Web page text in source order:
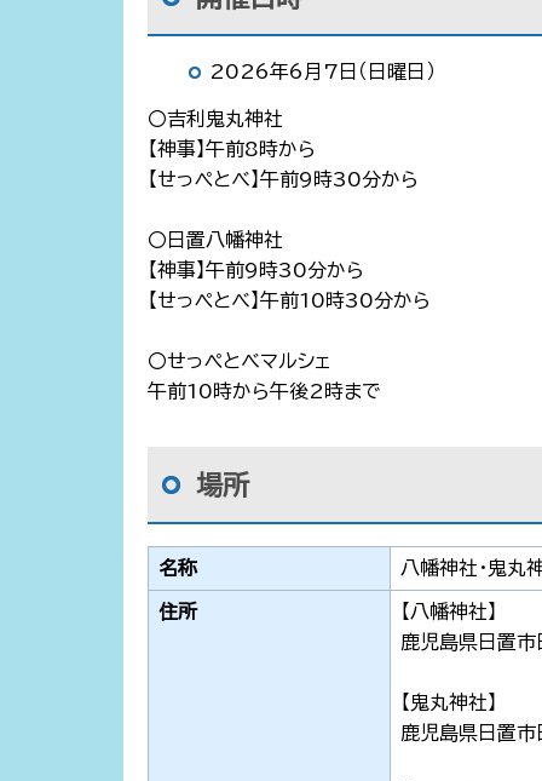
2026年6月7日（日曜日）
〇吉利鬼丸神社
【神事】午前8時から
【せっぺとべ】午前9時30分から
〇日置八幡神社
【神事】午前9時30分から
【せっぺとべ】午前10時30分から
〇せっぺとべマルシェ
午前10時から午後2時まで
場所
名称 八幡神社・鬼丸
住所
【八幡神社】
鹿児島県日置
【鬼丸神社】
鹿児島県日置